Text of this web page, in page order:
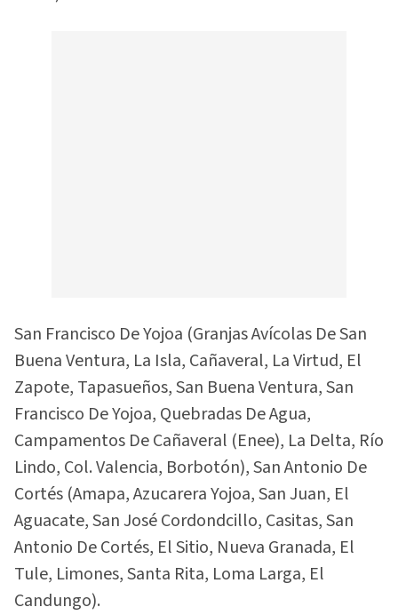
San Francisco De Yojoa (Granjas Avícolas De San
Buena Ventura, La Isla, Cañaveral, La Virtud, El
Zapote, Tapasueños, San Buena Ventura, San
Francisco De Yojoa, Quebradas De Agua,
Campamentos De Cañaveral (Enee), La Delta, Río
Lindo, Col. Valencia, Borbotón), San Antonio De
Cortés (Amapa, Azucarera Yojoa, San Juan, El
Aguacate, San José Cordondcillo, Casitas, San
Antonio De Cortés, El Sitio, Nueva Granada, El
Tule, Limones, Santa Rita, Loma Larga, El
Candungo).